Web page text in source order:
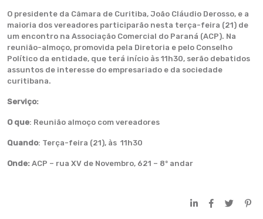
O presidente da Câmara de Curitiba, João Cláudio Derosso, e a
maioria dos vereadores participarão nesta terça-feira (21) de
um encontro na Associação Comercial do Paraná (ACP). Na
reunião-almoço, promovida pela Diretoria e pelo Conselho
Político da entidade, que terá início às 11h30, serão debatidos
assuntos de interesse do empresariado e da sociedade
curitibana.
Serviço:
O que: Reunião almoço com vereadores
Quando: Terça-feira (21), às 11h30
Onde: ACP – rua XV de Novembro, 621 – 8º andar